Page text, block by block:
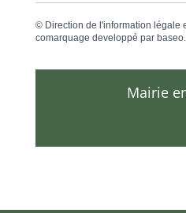
© Direction de l'information légale
comarquage developpé par
Mairie